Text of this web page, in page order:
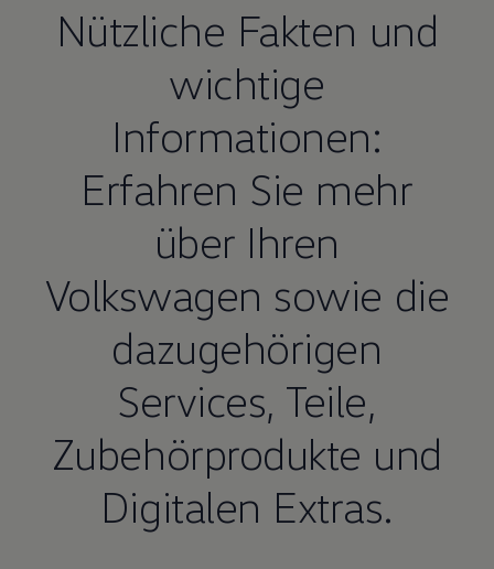
Nützliche Fakten und
wichtige
Informationen:
Erfahren Sie mehr
über Ihren
Volkswagen sowie die
dazugehörigen
Services, Teile,
Zubehörprodukte und
Digitalen Extras.